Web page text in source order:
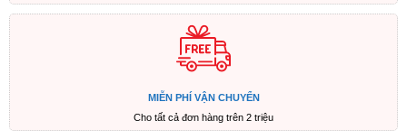
MIỄN PHÍ VẬN CHUYỂN
Cho tất cả đơn hàng trên 2 triệu